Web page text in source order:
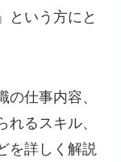
という方にと
仕事内容、
るスキル、
を詳しく解説